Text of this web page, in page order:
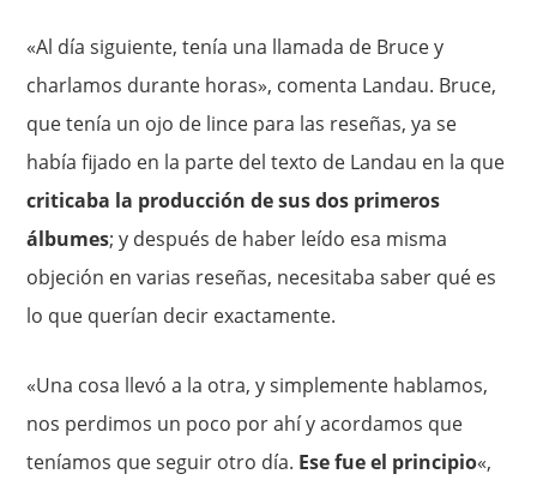
«Al día siguiente, tenía una llamada de Bruce y
charlamos durante horas», comenta Landau. Bruce,
que tenía un ojo de lince para las reseñas, ya se
había fijado en la parte del texto de Landau en la que
criticaba la producción de sus dos primeros
álbumes; y después de haber leído esa misma
objeción en varias reseñas, necesitaba saber qué es
lo que querían decir exactamente.
«Una cosa llevó a la otra, y simplemente hablamos,
nos perdimos un poco por ahí y acordamos que
teníamos que seguir otro día. Ese fue el principio«,